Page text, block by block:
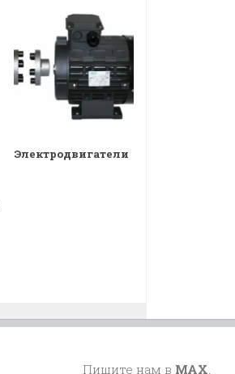
Электродвигатели
Пишите нам в MAX